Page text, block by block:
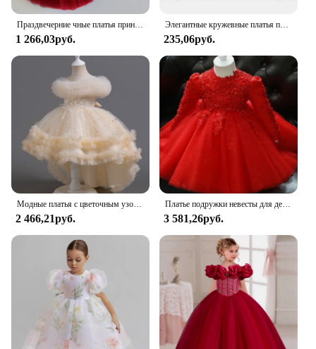
Праздвечерние чные платья принцессы для маленьких девочек, красное рождественское платье с цветочным кружевом для детей, милое свадебное вечернее платье на день рождения, новогодний костюм
1 266,03руб.
Элегантные кружевные платья принцессы, детские платья с цветочной вышивкой для девочек, винтажные Детские платья для свадьбы, длинное бальное платье
235,06руб.
Модные платья с цветочным узором для девочек на свадьбу, кружевные детские платья без рукавов для девочек, летние детские праздничные платья для девочек 3-12 лет
2 466,21руб.
Платье подружки невесты для девочек-цветочниц, детское платье, красные платья, одинаковые детские свадебные костюмы принцессы, роскошный костюм хозяйки
3 581,26руб.